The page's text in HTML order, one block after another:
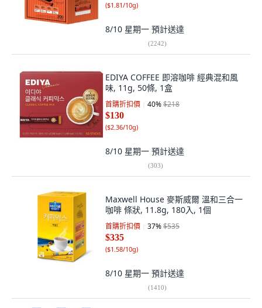
($1.81/10g)
8/10 星期一 預計送達
(2242)
EDIYA COFFEE 即溶咖啡 經典混和風
味, 11g, 50條, 1盒
首購折扣價 40%$218
$130
($2.36/10g)
8/10 星期一 預計送達
(303)
Maxwell House 麥斯威爾 溫和三合一
咖啡 條狀, 11.8g, 180入, 1個
首購折扣價 37%$535
$335
($1.58/10g)
8/10 星期一 預計送達
(1410)